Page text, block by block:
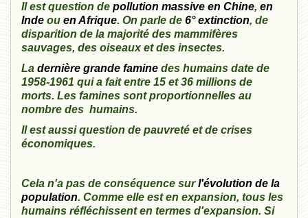
Il est question de pollution massive en Chine, en
Inde ou en Afrique. On parle de 6° extinction, de
disparition de la majorité des mammifères
sauvages, des oiseaux et des insectes.
La dernière grande famine des humains date de
1958-1961 qui a fait entre 15 et 36 millions de
morts. Les famines sont proportionnelles au
nombre des humains.
Il est aussi question de pauvreté et de crises
économiques.
Cela n'a pas de conséquence surl'évolution de la
population. Comme elle est en expansion, tous les
humains réfléchissent en termes d'expansion. Si